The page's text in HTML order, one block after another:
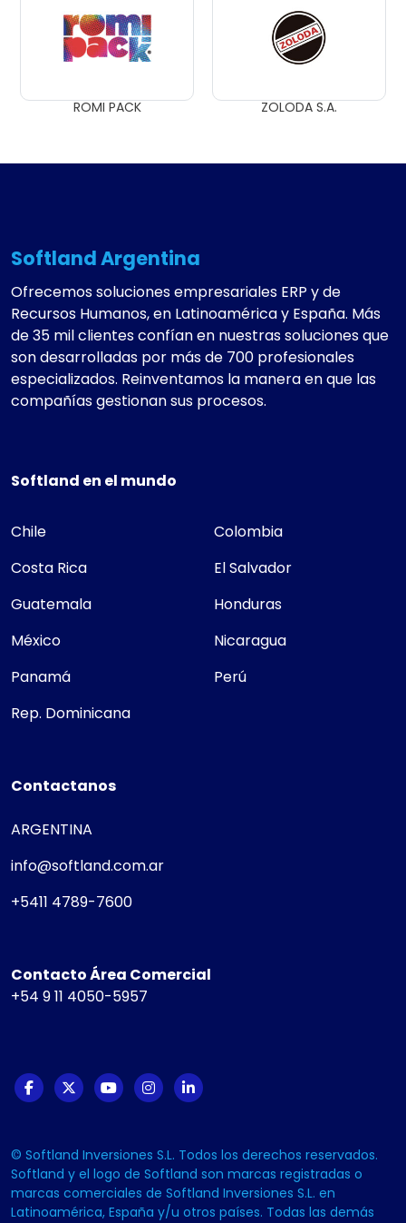
ROMI PACK ZOLODA S.A.
Softland Argentina
Ofrecemos soluciones empresariales ERP y de
Recursos Humanos, en Latinoamérica y España. Más
de 35 mil clientes confían en nuestras soluciones que
son desarrolladas por más de 700 profesionales
especializados. Reinventamos la manera en que las
compañías gestionan sus procesos.
Softland en el mundo
Chile
Colombia
Costa Rica
El Salvador
Guatemala
Honduras
México
Nicaragua
Panamá
Perú
Rep. Dominicana
Contactanos
ARGENTINA
info@softland.com.ar
+5411 4789-7600
Contacto Área Comercial
+54 9 11 4050-5957
© Softland Inversiones S.L. Todos los derechos reservados.
Softland y el logo de Softland son marcas registradas o
marcas comerciales de Softland Inversiones S.L. en
Latinoamérica, España y/u otros países. Todas las demás